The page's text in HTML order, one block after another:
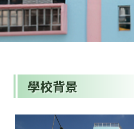
學校背景